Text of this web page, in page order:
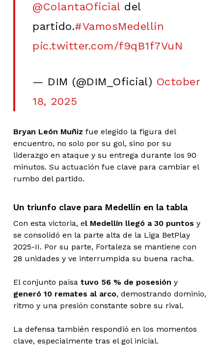
@ColantaOficialdel
partido.#VamosMedellín
pic.twitter.com/f9qB1f7VuN
— DIM (@DIM_Oficial) October
18, 2025
Bryan León Muñiz fue elegido la figura del
encuentro, no solo por su gol, sino por su
liderazgo en ataque y su entrega durante los 90
minutos. Su actuación fue clave para cambiar el
rumbo del partido.
Un triunfo clave para Medellín en la tabla
Con esta victoria, el Medellín llegó a 30 puntos y
se consolidó en la parte alta de la Liga BetPlay
2025-II. Por su parte, Fortaleza se mantiene con
28 unidades y ve interrumpida su buena racha.
El conjunto paisatuvo 56 % de posesión y
generó 10 remates al arco, demostrando dominio,
ritmo y una presión constante sobre su rival.
La defensa también respondió en los momentos
clave, especialmente tras el gol inicial.